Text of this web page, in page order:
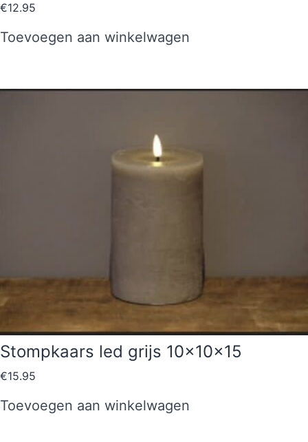
€12.95
Toevoegen aan winkelwagen
Stompkaars led grijs 10x10x15
€15.95
Toevoegen aan winkelwagen